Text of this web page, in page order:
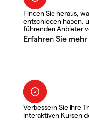
Finden Sie heraus,
entschieden haben,
führenden Anbieter
Verbessern Sie Ihre
interaktiven Kursen